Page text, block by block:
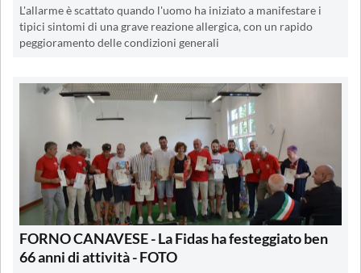
L'allarme è scattato quando l'uomo ha iniziato a manifestare i
tipici sintomi di una grave reazione allergica, con un rapido
peggioramento delle condizioni generali
FORNO CANAVESE - La Fidas ha festeggiato ben
66 anni di attività - FOTO